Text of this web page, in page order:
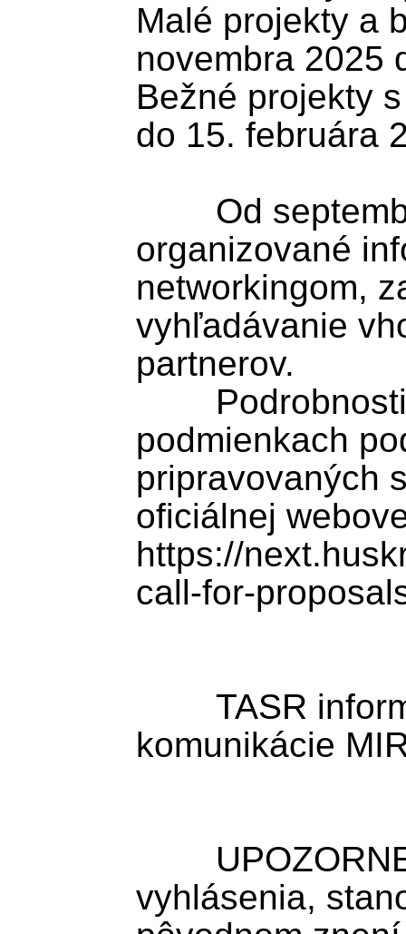
Malé projekty a
novembra 2025
Bežné projekty
do 15. februára
organizované
networkingom,
vyhľadávanie
partnerov.
podmienkach
pripravovaných
oficiálnej
https://
call-for-
komunikácie
vyhlásenia,